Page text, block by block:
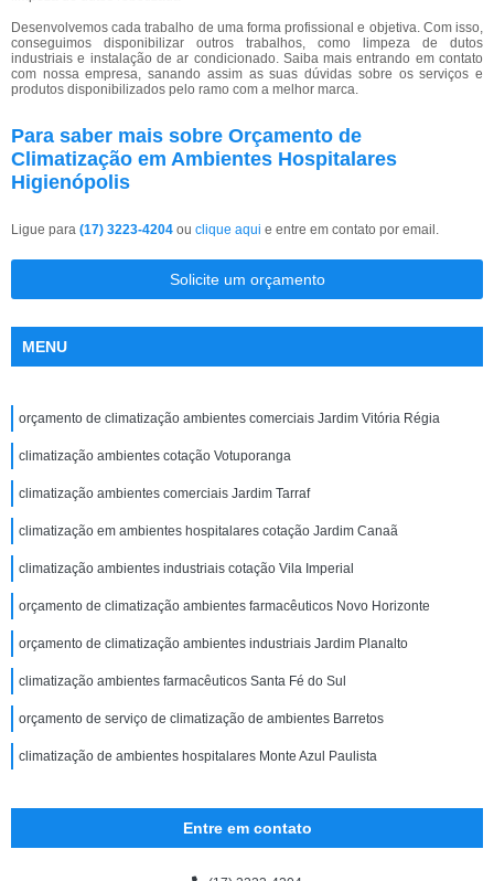
Desenvolvemos cada trabalho de uma forma profissional e objetiva. Com isso,
conseguimos disponibilizar outros trabalhos, como limpeza de dutos
industriais e instalação de ar condicionado. Saiba mais entrando em contato
com nossa empresa, sanando assim as suas dúvidas sobre os serviços e
produtos disponibilizados pelo ramo com a melhor marca.
Para saber mais sobre Orçamento de
Climatização em Ambientes Hospitalares
Higienópolis
Ligue para (17) 3223-4204 ou clique aqui e entre em contato por email.
Solicite um orçamento
MENU
orçamento de climatização ambientes comerciais Jardim Vitória Régia
climatização ambientes cotação Votuporanga
climatização ambientes comerciais Jardim Tarraf
climatização em ambientes hospitalares cotação Jardim Canaã
climatização ambientes industriais cotação Vila Imperial
orçamento de climatização ambientes farmacêuticos Novo Horizonte
orçamento de climatização ambientes industriais Jardim Planalto
climatização ambientes farmacêuticos Santa Fé do Sul
orçamento de serviço de climatização de ambientes Barretos
climatização de ambientes hospitalares Monte Azul Paulista
Entre em contato